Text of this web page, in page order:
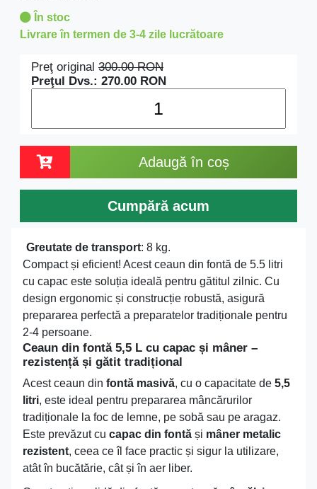
În stoc
Livrare în termen de 3-4 zile lucrătoare
Preţ original 300.00RON
Preţul Dvs.: 270.00 RON
Adaugă în coș
Cumpără acum
Greutate de transport: 8 kg.
Compact și eficient! Acest ceaun din fontă de 5.5 litri
cu capac este soluția ideală pentru gătitul zilnic. Cu
design ergonomic și construcție robustă, asigură
prepararea perfectă a preparatelor tradiționale pentru
2-4 persoane.
Ceaun din fontă 5,5 L cu capac și mâner –
rezistență și gătit tradițional
Acest ceaun din fontă masivă, cu o capacitate de 5,5
litri, este ideal pentru prepararea mâncărurilor
tradiționale la foc de lemne, pe sobă sau pe aragaz.
Este prevăzut cu capac din fontă și mâner metalic
rezistent, ceea ce îl face practic și sigur la utilizare,
atât în bucătărie, cât și în aer liber.